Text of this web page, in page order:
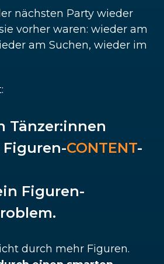
nächsten Party wieder
vorher waren: wieder am
am Suchen, wieder im
Tänzer:innen
CONTENT-
Figuren-
durch mehr Figuren.